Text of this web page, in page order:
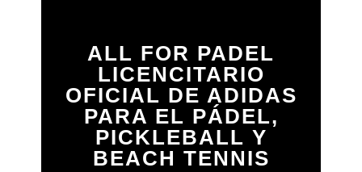
ALL FOR PADEL
LICENCITARIO
OFICIAL DE ADIDAS
PARA EL PÁDEL,
PICKLEBALL Y
BEACH TENNIS